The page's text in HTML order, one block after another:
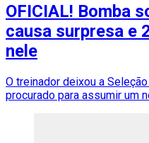
OFICIAL! Bomba
causa surpresa e
nele
O treinador deixou a
procurado para assumir um